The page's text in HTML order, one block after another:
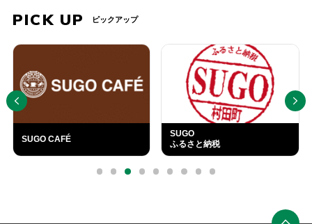
PICK UP ピックアップ
SUGO CAFÉ
SUGO
ふるさと納税
外
部
0 1 2 3 4 5 6 7 8
PREV NEXT